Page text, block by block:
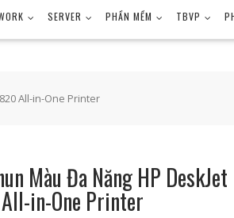
SERVER PHẦN MỀM TBVP
All-in-One Printer
Màu Đa Năng HP DeskJet
in-One Printer